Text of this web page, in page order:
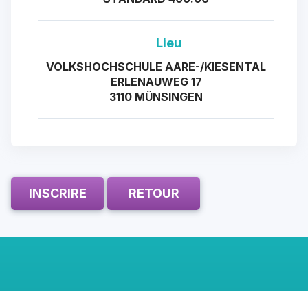
Lieu
VOLKSHOCHSCHULE AARE-/KIESENTAL
ERLENAUWEG 17
3110 MÜNSINGEN
INSCRIRE RETOUR